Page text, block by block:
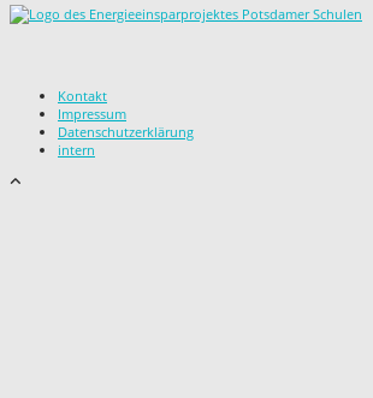
Kontakt
Impressum
Datenschutzerklärung
intern